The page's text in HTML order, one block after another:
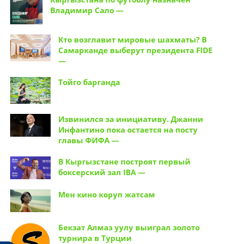
Владимир Сало —
Кто возглавит мировые шахматы? В
Самарканде выберут президента FIDE
—
Тойго барганда
Извинился за инициативу. Джанни
Инфантино пока остается на посту
главы ФИФА —
В Кыргызстане построят первый
боксерский зал IBA —
Мен кино коруп жатсам
Бекзат Алмаз уулу выиграл золото
турнира в Турции